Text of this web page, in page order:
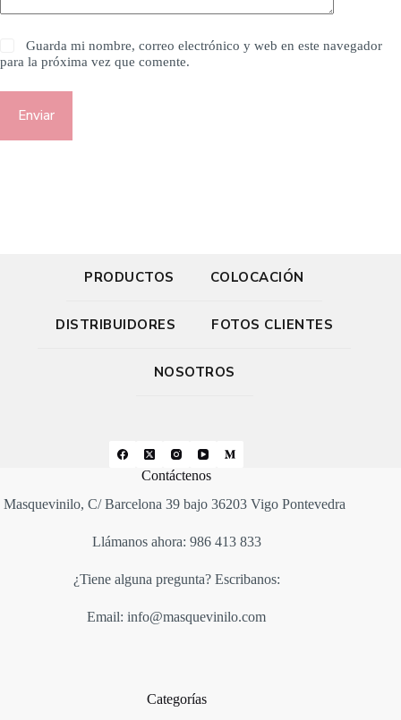
Guarda mi nombre, correo electrónico y web en este navegador
para la próxima vez que comente.
Enviar
PRODUCTOS COLOCACIÓN
DISTRIBUIDORES FOTOS CLIENTES
NOSOTROS
Contáctenos
Masquevinilo, C/ Barcelona 39 bajo 36203 Vigo Pontevedra
Llámanos ahora: 986 413 833
¿Tiene alguna pregunta? Escribanos:
Email: info@masquevinilo.com
Categorías